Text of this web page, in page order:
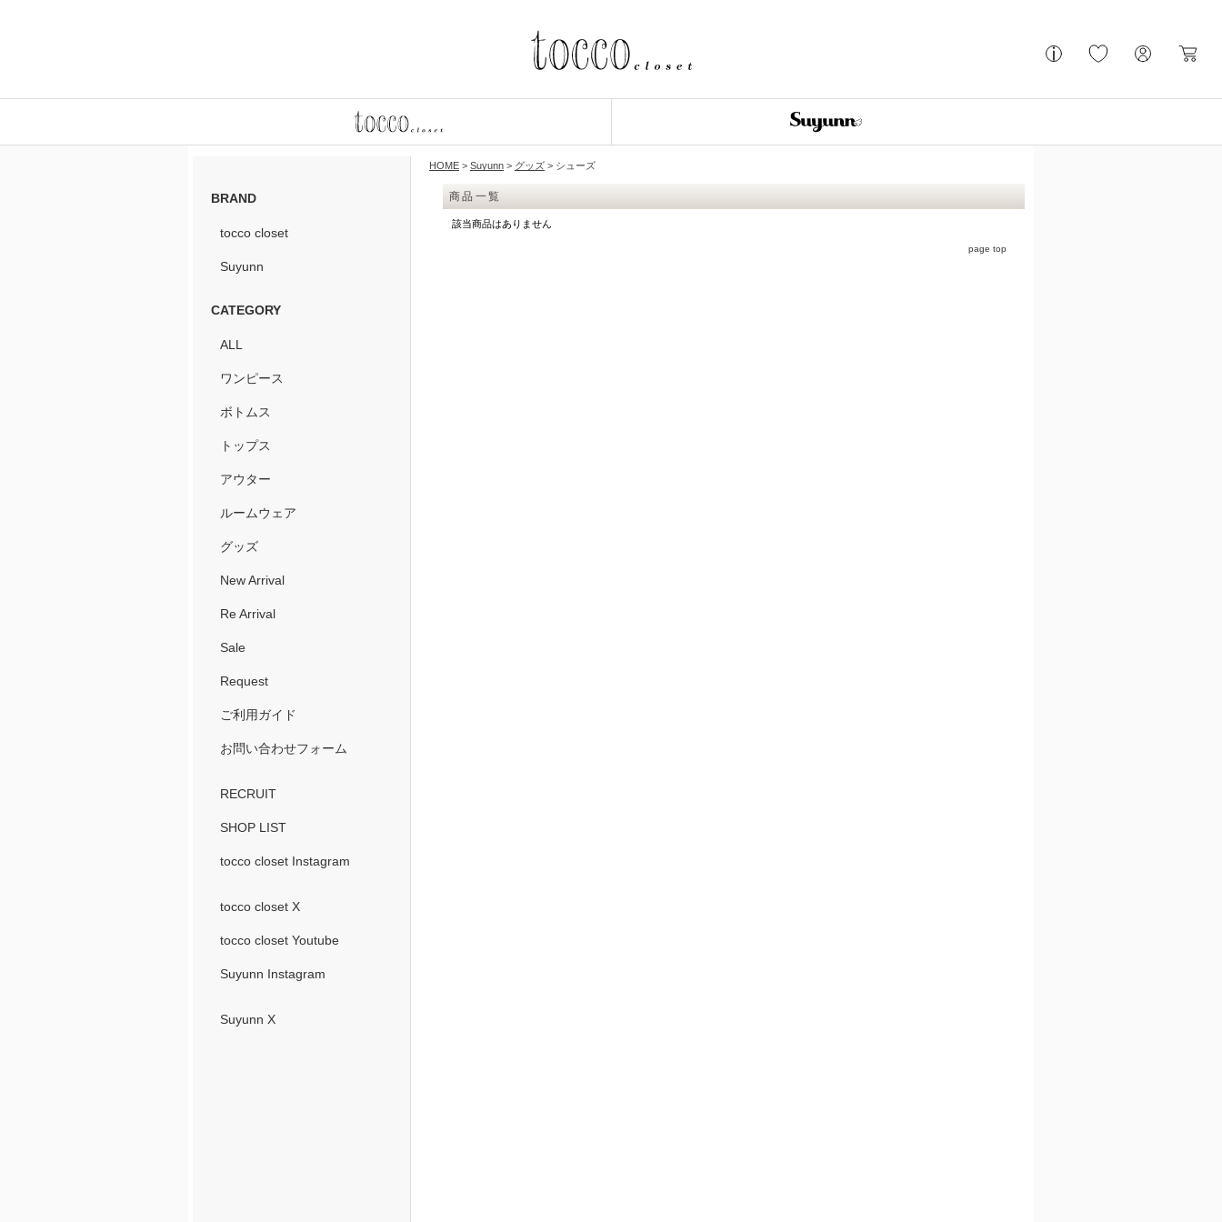
BRAND
tocco closet
Suyunn
CATEGORY
ALL
ワンピース
ボトムス
トップス
アウター
ルームウェア
グッズ
New Arrival
Re Arrival
Sale
Request
ご利用ガイド
お問い合わせフォーム
RECRUIT
SHOP LIST
tocco closet Instagram
tocco closet X
tocco closet Youtube
Suyunn Instagram
Suyunn X
HOME > Suyunn > グッズ > シューズ
商品一覧
該当商品はありません
page top